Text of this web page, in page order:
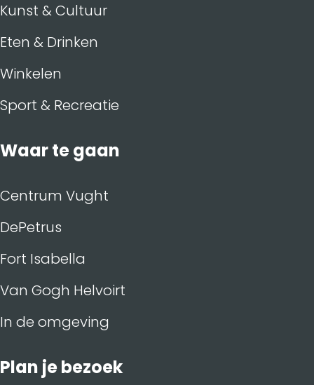
Kunst & Cultuur
Eten & Drinken
Winkelen
Sport & Recreatie
Waar te gaan
Centrum Vught
DePetrus
Fort Isabella
Van Gogh Helvoirt
In de omgeving
Plan je bezoek